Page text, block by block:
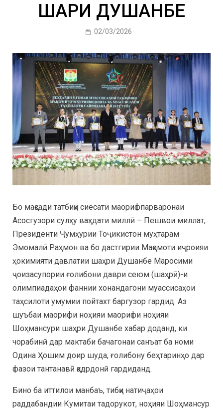
ШАҲРИ ДУШАНБЕ
02/03/2026
Бо мақсади татбиқи сиёсати маорифпарваронаи
Асосгузори сулҳу ваҳдати миллӣ – Пешвои миллат,
Президенти Ҷумҳурии Тоҷикистон муҳтарам
Эмомалӣ Раҳмон ва бо дастгирии Мақомоти иҷроияи
ҳокимияти давлатии шаҳри Душанбе Маросими
ҷоизасупории ғолибони даври сеюм (шаҳрӣ)-и
олимпиадаҳои фаннии хонандагони муассисаҳои
таҳсилоти умумии пойтахт баргузор гардид. Аз
шуъбаи маорифи ноҳияи маорифи ноҳияи
Шоҳмансури шаҳри Душанбе хабар доданд, ки
чорабинӣ дар мактаби бачагонаи санъат ба номи
Одина Ҳошим доир шуда, ғолибону беҳтаринҳо дар
фазои тантанавӣ қадрдонӣ гардиданд.
Бино ба иттилои манбаъ, тибқи натиҷаҳои
раддабандии Кумитаи тадорукот, ноҳияи Шоҳмансур